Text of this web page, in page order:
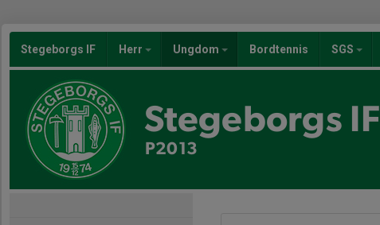
Stegeborgs IF Herr Ungdom Bordtennis SGS
Stegeborgs IF
P2013